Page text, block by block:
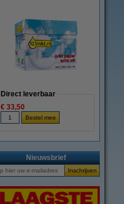
Direct leverbaar
€ 33,50
Nieuwsbrief